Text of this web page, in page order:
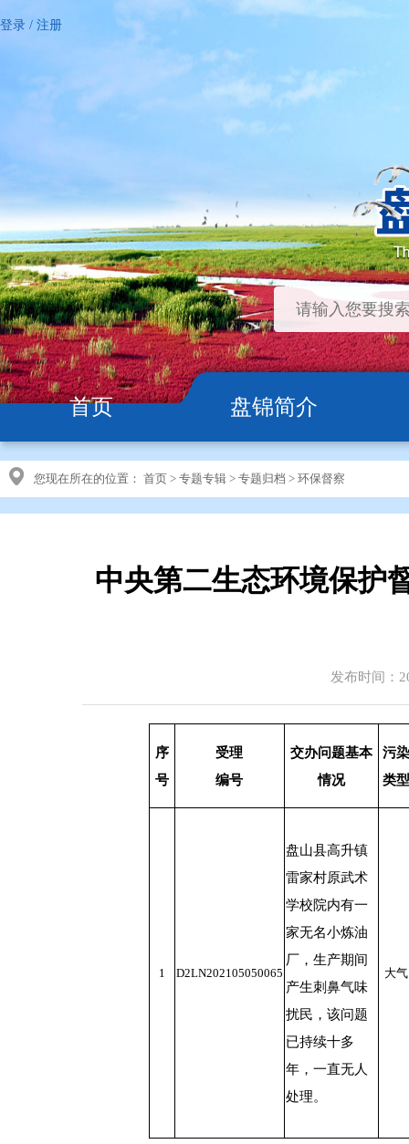
登录 / 注册
首页 盘锦简介
您现在所在的位置： 首页 > 专题专辑 > 专题归档 > 环保督察
中央第二生态环境保护
发布时间：
序
号
受理
编号
交办问题基本
情况
污染
类型
1 D2LN202105050065
盘山县高升镇
雷家村原武术
学校院内有一
家无名小炼油
厂，生产期间
产生刺鼻气味
扰民，该问题
已持续十多
年，一直无人
处理。
大气